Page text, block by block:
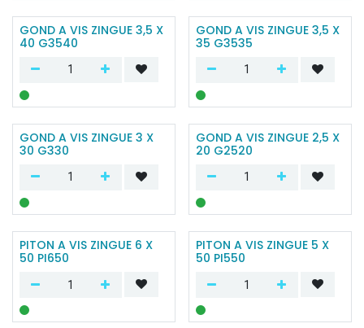
GOND A VIS ZINGUE 3,5 X
40 G3540
GOND A VIS ZINGUE 3,5 X
35 G3535
GOND A VIS ZINGUE 3 X
30 G330
GOND A VIS ZINGUE 2,5 X
20 G2520
PITON A VIS ZINGUE 6 X
50 PI650
PITON A VIS ZINGUE 5 X
50 PI550